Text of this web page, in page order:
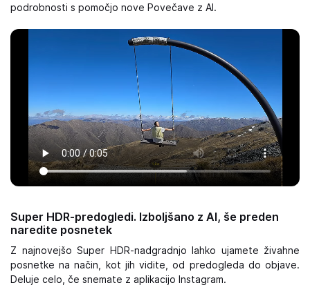
podrobnosti s pomočjo nove Povečave z AI.
Super HDR-predogledi. Izboljšano z AI, še preden
naredite posnetek
Z najnovejšo Super HDR-nadgradnjo lahko ujamete živahne
posnetke na način, kot jih vidite, od predogleda do objave.
Deluje celo, če snemate z aplikacijo Instagram.